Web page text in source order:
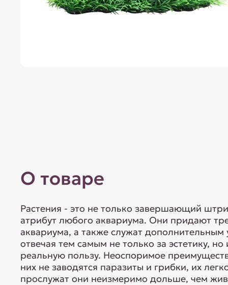
О товаре
Растения - это не только завершающий
атрибут любого аквариума. Они придают
аквариума, а также служат
отвечая тем самым не только за эстетику,
реальную пользу. Неоспоримое
них не заводятся паразиты и грибки, их
прослужат они неизмеримо дольше, чем